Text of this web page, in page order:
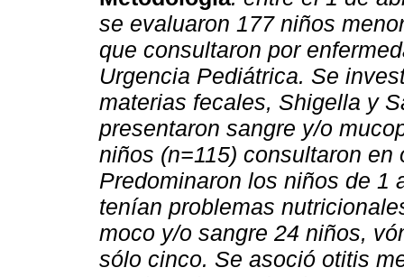
se evaluaron 177 niños
que consultaron por
Urgencia Pediátrica. Se
materias fecales, Shigella y
presentaron sangre y/o
niños (n=115) consultaron
Predominaron los niños de 1
tenían problemas
moco y/o sangre 24 niños,
sólo cinco. Se asoció otitis